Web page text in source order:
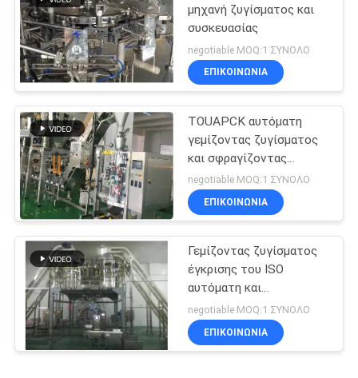
Μηχανή
συσκευασίας
παγωμένων
τροφίμων
Μηχανή
συσκευασίας
καρυδιών
μηχανή ζυγίσματος και
συσκευασίας
negotiable MOQ:1 ΣΥΝΟΛΟ
ΕΠΙΚΟΙΝΩΝΙΑ
TOUAPCK αυτόματη
γεμίζοντας ζυγίσματος
και σφραγίζοντας
μηχανή
negotiable MOQ:1 ΣΥΝΟΛΟ
ΕΠΙΚΟΙΝΩΝΙΑ
Γεμίζοντας ζυγίσματος
έγκρισης του ISO
αυτόματη και
σφραγίζοντας μηχανή
negotiable MOQ:1 ΣΥΝΟΛΟ
ΕΠΙΚΟΙΝΩΝΙΑ